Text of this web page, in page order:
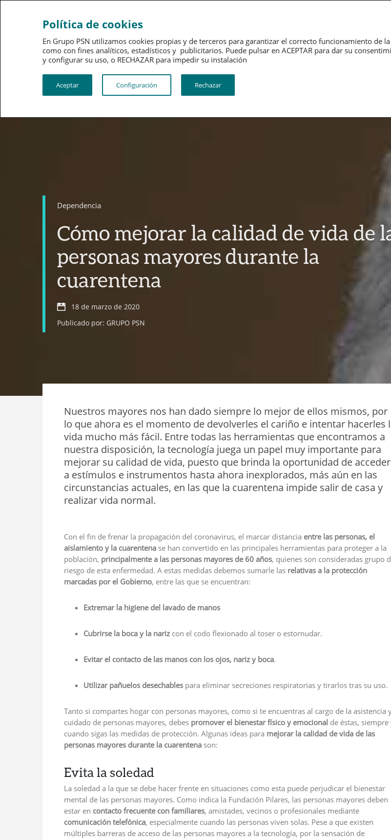
Ahorro
Dependencia
Cómo mejorar la calidad de vida de
personas mayores durante la
cuarentena
18 de marzo de 2020
Publicado por: GRUPO PSN
Nuestros mayores nos han dado siempre lo mejor de ellos mismos, por
lo que ahora es el momento de devolverles el cariño e intentar hacerles
vida mucho más fácil. Entre todas las herramientas que encontramos a
nuestra disposición, la tecnología juega un papel muy importante para
mejorar su calidad de vida, puesto que brinda la oportunidad de acceder
a estímulos e instrumentos hasta ahora inexplorados, más aún en las
circunstancias actuales, en las que la cuarentena impide salir de casa y
realizar vida normal.
Con el fin de frenar la propagación del coronavirus, el marcar distancia entre las personas, el
aislamiento y la cuarentena se han convertido en las principales herramientas para proteger a la
población, principalmente a las personas mayores de 60 años, quienes son consideradas grupo
riesgo de esta enfermedad. A estas medidas debemos sumarle las relativas a la protección
marcadas por el Gobierno, entre las que se encuentran:
Extremar la higiene del lavado de manos
Cubrirse la boca y la nariz con el codo flexionado al toser o estornudar.
Evitar el contacto de las manos con los ojos, nariz y boca.
Utilizar pañuelos desechables para eliminar secreciones respiratorias y tirarlos tras su uso.
Tanto si compartes hogar con personas mayores, como si te encuentras al cargo de la asistencia
cuidado de personas mayores, debes promover el bienestar físico y emocional de éstas, siempre
cuando sigas las medidas de protección. Algunas ideas para mejorar la calidad de vida de las
personas mayores durante la cuarentena son:
Evita la soledad
La soledad a la que se debe hacer frente en situaciones como esta puede perjudicar el bienestar
mental de las personas mayores. Como indica la Fundación Pilares, las personas mayores deben
estar en contacto frecuente con familiares, amistades, vecinos o profesionales mediante
comunicación telefónica, especialmente cuando las personas viven solas. Pese a que existen
múltiples barreras de acceso de las personas mayores a la tecnología, por la sensación de
Política de cookies
En Grupo PSN utilizamos cookies propias y de terceros para garantizar el correcto funcionamiento de
como con fines analíticos, estadísticos y publicitarios. Puede pulsar en ACEPTAR para dar su
y configurar su uso, o RECHAZAR para impedir su instalación​​​​​​​
Aceptar Configuración Rechazar